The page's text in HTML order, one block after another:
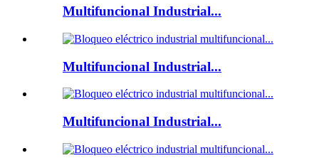
Multifuncional Industrial...
Multifuncional Industrial...
Multifuncional Industrial...